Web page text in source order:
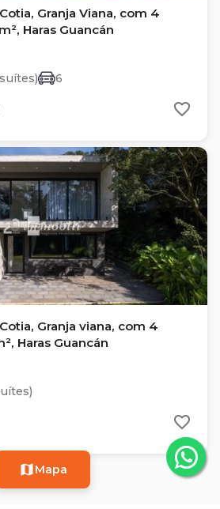
Granja Viana, com 4
Haras Guancán
6
Granja viana, com 4
Haras Guancán
Mapa